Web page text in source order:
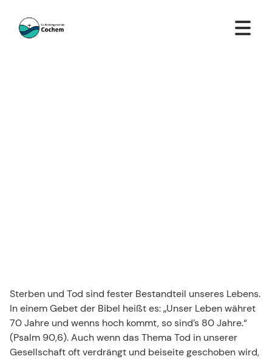
Ich will dich trösten, wie einen seine Mutter tröstet.
(Jes 66,13)
Sterben und Tod sind fester Bestandteil unseres Lebens.
In einem Gebet der Bibel heißt es: „Unser Leben währet
70 Jahre und wenns hoch kommt, so sind’s 80 Jahre.“
(Psalm 90,6). Auch wenn das Thema Tod in unserer
Gesellschaft oft verdrängt und beiseite geschoben wird,